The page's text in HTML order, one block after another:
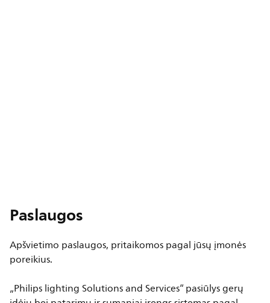
Paslaugos
Apšvietimo paslaugos, pritaikomos pagal jūsų įmonės
poreikius.
„Philips lighting Solutions and Services“ pasiūlys gerų